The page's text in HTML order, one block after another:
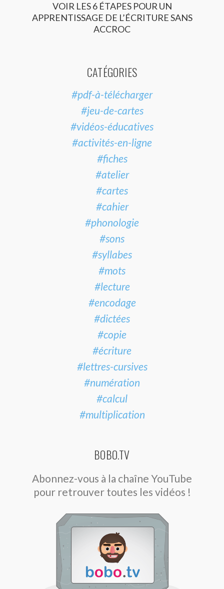
VOIR LES 6 ÉTAPES POUR UN
APPRENTISSAGE DE L’ÉCRITURE SANS
ACCROC
CATÉGORIES
#pdf-à-télécharger
#jeu-de-cartes
#vidéos-éducatives
#activités-en-ligne
#fiches
#atelier
#cartes
#cahier
#phonologie
#sons
#syllabes
#mots
#lecture
#encodage
#dictées
#copie
#écriture
#lettres-cursives
#numération
#calcul
#multiplication
BOBO.TV
Abonnez-vous à la chaîne YouTube
pour retrouver toutes les vidéos !